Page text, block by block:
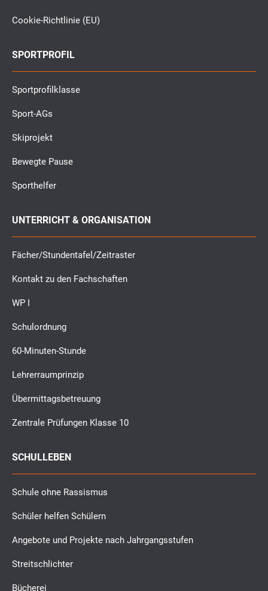
Cookie-Richtlinie (EU)
SPORTPROFIL
Sportprofilklasse
Sport-AGs
Skiprojekt
Bewegte Pause
Sporthelfer
UNTERRICHT & ORGANISATION
Fächer/Stundentafel/Zeitraster
Kontakt zu den Fachschaften
WP I
Schulordnung
60-Minuten-Stunde
Lehrerraumprinzip
Übermittagsbetreuung
Zentrale Prüfungen Klasse 10
SCHULLEBEN
Schule ohne Rassismus
Schüler helfen Schülern
Angebote und Projekte nach Jahrgangsstufen
Streitschlichter
Bücherei